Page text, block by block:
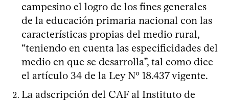
campesino el logro de los fines generales
de la educación primaria nacional con las
características propias del medio rural,
“teniendo en cuenta las especificidades del
medio en que se desarrolla”, tal como dice
el artículo 34 de la Ley Nº 18.437 vigente.
La adscripción del CAF al Instituto de